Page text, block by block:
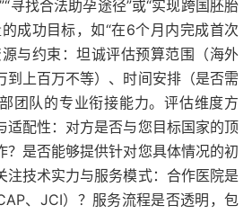
寻找合法助孕途径”或“实现跨国胚胎
成功目标，如“在6个月内完成首次
与约束：坦诚评估预算范围（海外
到上百万不等）、时间安排（是否需
团队的专业衔接能力。评估维度方
适配性：对方是否与您目标国家的顶
？是否能够提供针对您具体情况的初
注技术实力与服务模式：合作医院是
、JCI）？服务流程是否透明，包